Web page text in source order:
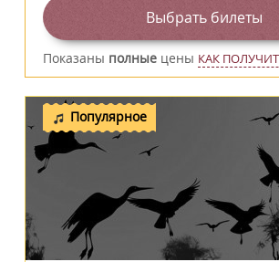
Выбрать билеты
Показаны полные цены КАК
Популярное